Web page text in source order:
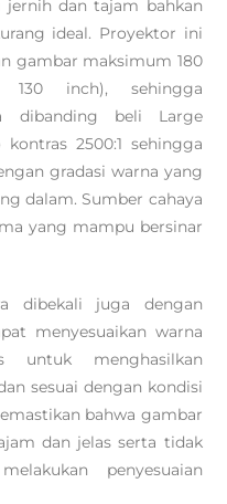
dan tajam bahkan
ideal. Proyektor ini
gambar maksimum 180
130 inch), sehingga
dibanding beli Large
2500:1 sehingga
gradasi warna yang
dalam. Sumber cahaya
yang mampu bersinar
dibekali juga dengan
menyesuaikan warna
untuk menghasilkan
sesuai dengan kondisi
bahwa gambar
dan jelas serta tidak
penyesuaian